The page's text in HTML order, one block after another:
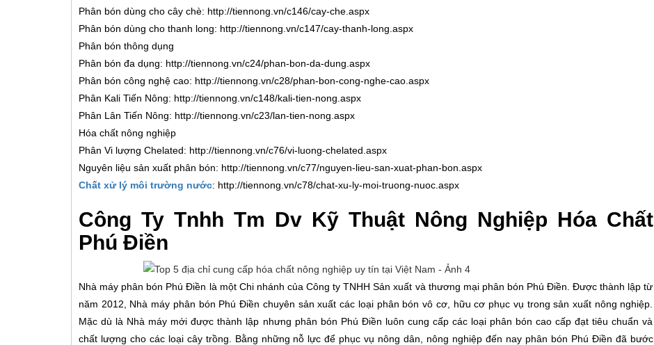
Phân bón dùng cho cây chè: http://tiennong.vn/c146/cay-che.aspx
Phân bón dùng cho thanh long: http://tiennong.vn/c147/cay-thanh-long.aspx
Phân bón thông dụng
Phân bón đa dụng: http://tiennong.vn/c24/phan-bon-da-dung.aspx
Phân bón công nghệ cao: http://tiennong.vn/c28/phan-bon-cong-nghe-cao.aspx
Phân Kali Tiến Nông: http://tiennong.vn/c148/kali-tien-nong.aspx
Phân Lân Tiến Nông: http://tiennong.vn/c23/lan-tien-nong.aspx
Hóa chất nông nghiệp
Phân Vi lượng Chelated: http://tiennong.vn/c76/vi-luong-chelated.aspx
Nguyên liệu sản xuất phân bón: http://tiennong.vn/c77/nguyen-lieu-san-xuat-phan-bon.aspx
Chất xử lý môi trường nước: http://tiennong.vn/c78/chat-xu-ly-moi-truong-nuoc.aspx
Công Ty Tnhh Tm Dv Kỹ Thuật Nông Nghiệp Hóa Chất
Phú Điền
Nhà máy phân bón Phú Điền là một Chi nhánh của Công ty TNHH Sản xuất và thương mại phân bón Phú Điền. Được thành lập từ
năm 2012, Nhà máy phân bón Phú Điền chuyên sản xuất các loại phân bón vô cơ, hữu cơ phục vụ trong sản xuất nông nghiệp.
Mặc dù là Nhà máy mới được thành lập nhưng phân bón Phú Điền luôn cung cấp các loại phân bón cao cấp đạt tiêu chuẩn và
chất lượng cho các loại cây trồng. Bằng những nỗ lực để phục vụ nông dân, nông nghiệp đến nay phân bón Phú Điền đã bước